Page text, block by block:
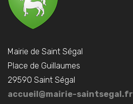
Mairie de Saint Ségal
Place de Guillaumes
29590 Saint Ségal
accueil@mairie-saintsegal.fr